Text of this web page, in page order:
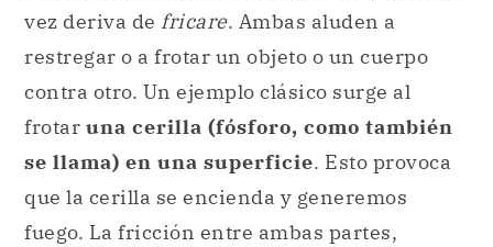
vez deriva de fricare. Ambas aluden a
restregar o a frotar un objeto o un cuerpo
contra otro. Un ejemplo clásico surge al
frotar una cerilla (fósforo, como también
se llama) en una superficie. Esto provoca
que la cerilla se encienda y generemos
fuego. La fricción entre ambas partes,